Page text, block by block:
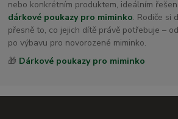
nebo konkrétním produktem, ideálním
dárkové poukazy pro miminko. Rodiče si
přesně to, co jejich dítě právě potřebuje –
po výbavu pro novorozené miminko.
🎁 Dárkové poukazy pro miminko